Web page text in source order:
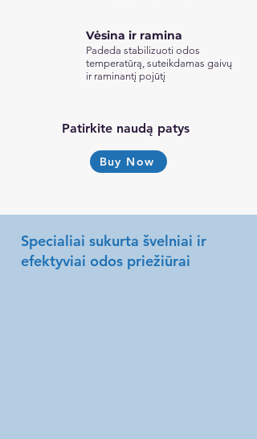
Vėsina ir ramina
Padeda stabilizuoti odos
temperatūrą, suteikdamas gaivų
ir raminantį pojūtį
Patirkite naudą patys
Buy Now
Specialiai sukurta švelniai ir
efektyviai odos priežiūrai